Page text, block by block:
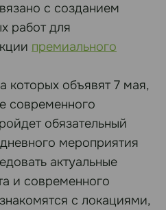
с созданием
работ для
премиального
которых объявят 7 мая,
современного
обязательный
мероприятия
актуальные
и современного
с локациями,